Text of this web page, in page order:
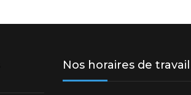
Nos horaires de travail